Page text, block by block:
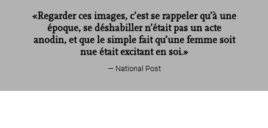
«Regarder ces images, c’est se rappeler qu’à une
époque, se déshabiller n’était pas un acte
anodin, et que le simple fait qu’une femme soit
nue était excitant en soi.»
National Post